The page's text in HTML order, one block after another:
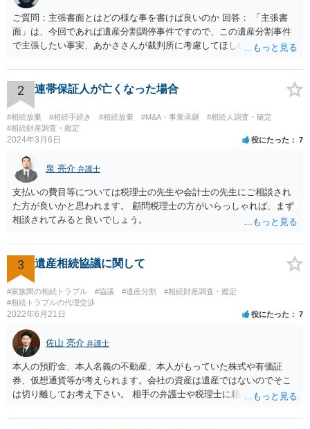
ご質問：主張書面とはどの様な事を書けば良いのか 回答： 「主張書
面」は、今回であれば遺産分割調停事件ですので、この遺産分割事件
で主張したい事実、あかささんが裁判所に考慮してほしいと思う、亡
ります。 もし、主張したい事実や考慮してほしい事情に関連して
資料を持っているようであれば、主張書面とは別で提出できます。も
し、お姉さんに見られたくないような資料がある場合、「非開示の希
望に関する申出書」と共に提出することも考えられます。 ご質問：書
いた方が良い事と書かない方が良い事 回答： お姉さんが申立書の「申
立ての趣旨」のところに書いている遺産の分け方に対して意見があれ
ば、まずそれを書くとよいです。 次に「申立ての理由」のところに、
なぜ調停を申し立てたのか(例えば、あかささんと話合いが出来ない／
決裂した、など)や亡くなった方・あかささん・お姉さん間の事情やい
きさつなどが書かれていると思うので、あかささんから見てそれは違
うと感じるところは、どのように違うのか、など書くとよいです。 そ
の他、お姉さんの申立書には書かれていないけど、どのように遺産を
った等)、それも書くとよいです。 書かない方が良いと思うことは、遺
産分割に関係ない(と思われる)いきさつを沢山盛り込むことだと考えま
す(あくまで遺産分割に関係することに留める方が、裁判所や調停委員
の方に事情を理解してもらいやすいと思います)。
2 連帯保証人が亡くなった場合
#相続放棄 #相続手続き #相続放棄 #M&A・事業承継
#相続人調査・確定
#相続財産調査・鑑定
2024年3月6日 役にたった 7
泉 亮介 弁護士
支払いの費目等については税理士の先生や会計士の先生にご相談され
た方が良いかと思われます。 顧問税理士の方がいらっしゃれば、まず
相談されてみると良いでしょう。
3 遺産相続協議に関して
#家族間の相続トラブル #協議 #遺産分割
#相続財産調査・鑑定
#相続トラブルの代理交渉
2022年6月21日 役にたった 7
佐山 亮介 弁護士
本人の預貯金、本人名義の不動産、本人がもっていた株式や有価証
券、仮想通貨等が考えられます。会社の資産は遺産ではないのでそこ
は切り離してお考え下さい。 相手の弁護士や税理士に頼んでも守秘義
意に開示を求め、応じなければ「調査嘱託」という手続きを使って銀